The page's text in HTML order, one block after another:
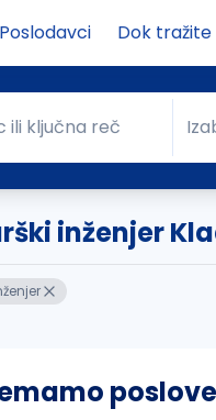
Poslodavci Dok
ključna reč
ili ključna reč Grad
inženjer